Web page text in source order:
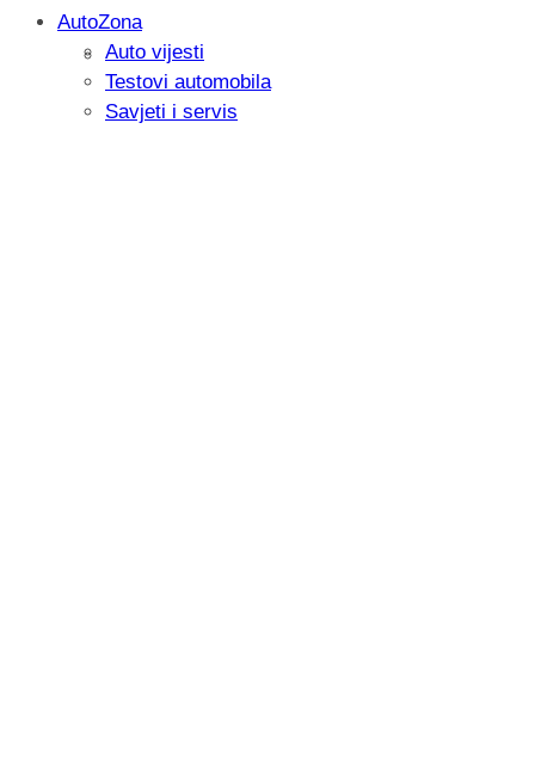
Savjetujemo: Što učiniti kada vaš
AutoZona
Auto vijesti
Testovi automobila
Savjeti i servis